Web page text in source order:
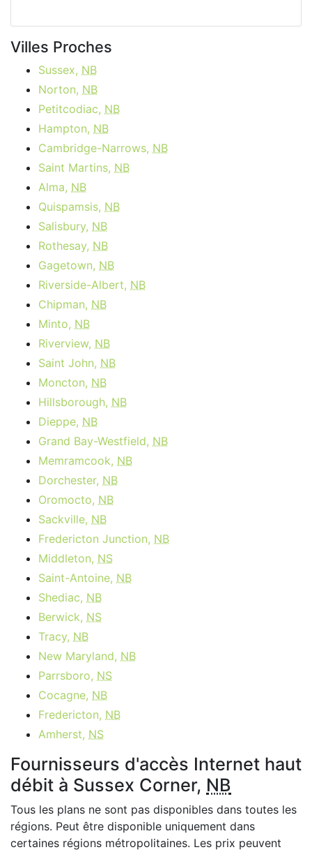
Villes Proches
Sussex, NB
Norton, NB
Petitcodiac, NB
Hampton, NB
Cambridge-Narrows, NB
Saint Martins, NB
Alma, NB
Quispamsis, NB
Salisbury, NB
Rothesay, NB
Gagetown, NB
Riverside-Albert, NB
Chipman, NB
Minto, NB
Riverview, NB
Saint John, NB
Moncton, NB
Hillsborough, NB
Dieppe, NB
Grand Bay-Westfield, NB
Memramcook, NB
Dorchester, NB
Oromocto, NB
Sackville, NB
Fredericton Junction, NB
Middleton, NS
Saint-Antoine, NB
Shediac, NB
Berwick, NS
Tracy, NB
New Maryland, NB
Parrsboro, NS
Cocagne, NB
Fredericton, NB
Amherst, NS
Fournisseurs d'accès Internet haut
débit à Sussex Corner, NB
Tous les plans ne sont pas disponibles dans toutes les
régions. Peut être disponible uniquement dans
certaines régions métropolitaines. Les prix peuvent